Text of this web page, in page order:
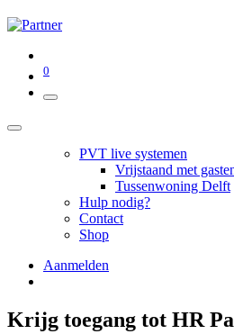
0
PVT live systemen
Vrijstaand met
Tussenwoning Delft
Hulp nodig?
Contact
Shop
Aanmelden
Krijg toegang tot HR